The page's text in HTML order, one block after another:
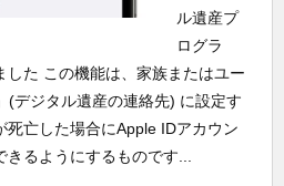
ル遺産プ
ログラ
した この機能は、家族またはユー
(デジタル遺産の連絡先) に設定す
死亡した場合にApple IDアカウン
るようにするものです...